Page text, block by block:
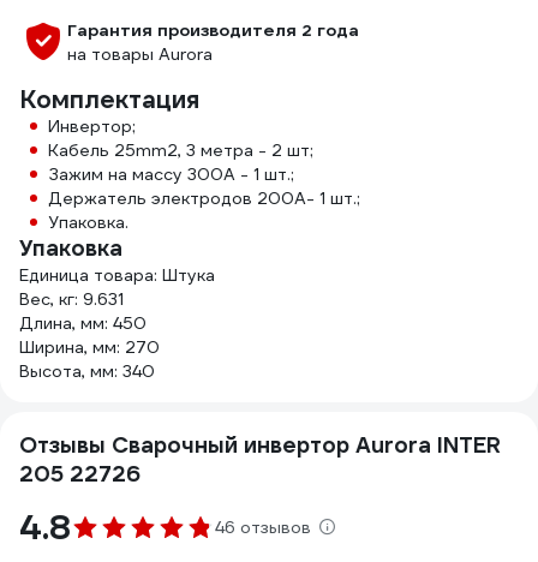
Гарантия производителя 2 года
на товары Aurora
Комплектация
Инвертор;
Кабель 25mm2, 3 метра - 2 шт;
Зажим на массу 300А - 1 шт.;
Держатель электродов 200А- 1 шт.;
Упаковка.
Упаковка
Единица товара: Штука
Вес, кг: 9.631
Длина, мм: 450
Ширина, мм: 270
Высота, мм: 340
Отзывы Сварочный инвертор Aurora INTER
205 22726
4.8 46 отзывов